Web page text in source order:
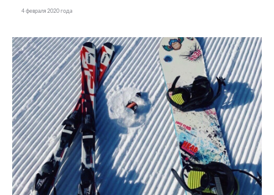
4 февраля 2020 года